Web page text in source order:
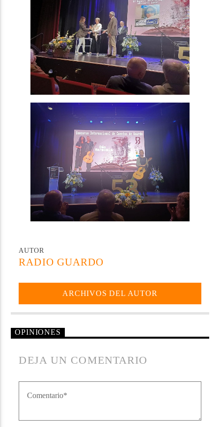
AUTOR
RADIO GUARDO
ARCHIVOS DEL AUTOR
OPINIONES
DEJA UN COMENTARIO